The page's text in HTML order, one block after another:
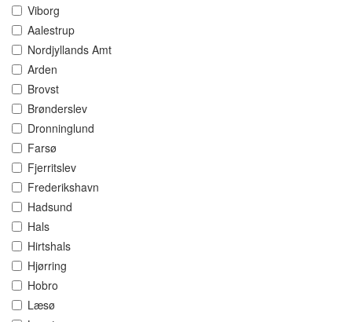
Viborg
Aalestrup
Nordjyllands Amt
Arden
Brovst
Brønderslev
Dronninglund
Farsø
Fjerritslev
Frederikshavn
Hadsund
Hals
Hirtshals
Hjørring
Hobro
Læsø